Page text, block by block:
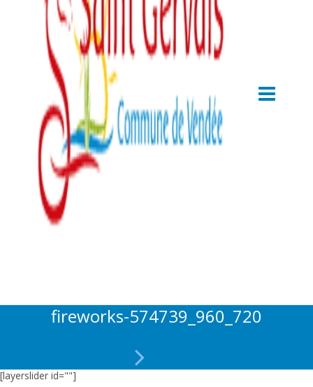
fireworks-574739_960_720
[layerslider id=""]